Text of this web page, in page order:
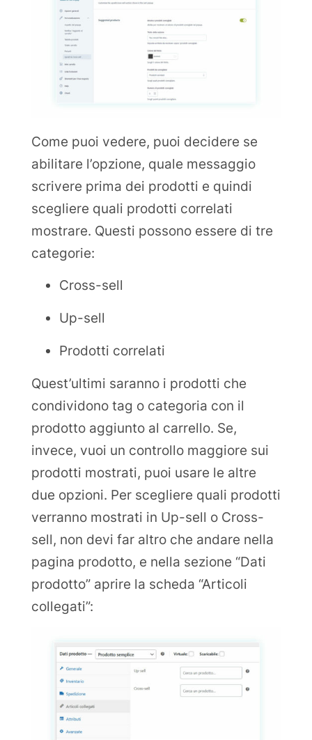
Come puoi vedere, puoi decidere se
abilitare l’opzione, quale messaggio
scrivere prima dei prodotti e quindi
scegliere quali prodotti correlati
mostrare. Questi possono essere di tre
categorie:
Cross-sell
Up-sell
Prodotti correlati
Quest’ultimi saranno i prodotti che
condividono tag o categoria con il
prodotto aggiunto al carrello. Se,
invece, vuoi un controllo maggiore sui
prodotti mostrati, puoi usare le altre
due opzioni. Per scegliere quali prodotti
verranno mostrati in Up-sell o Cross-
sell, non devi far altro che andare nella
pagina prodotto, e nella sezione “Dati
prodotto” aprire la scheda “Articoli
collegati”: